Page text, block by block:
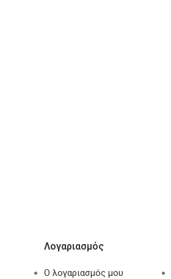
Λογαριασμός
Ο λογαριασμός μου